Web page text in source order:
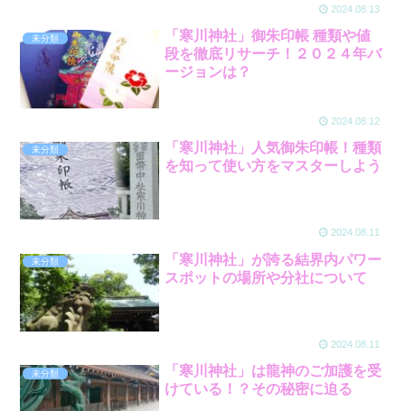
2024.08.13
未分類
「寒川神社」御朱印帳 種類や値
段を徹底リサーチ！２０２４年バ
ージョンは？
2024.08.12
未分類
「寒川神社」人気御朱印帳！種類
を知って使い方をマスターしよう
2024.08.11
未分類
「寒川神社」が誇る結界内パワー
スポットの場所や分社について
2024.08.11
未分類
「寒川神社」は龍神のご加護を受
けている！？その秘密に迫る